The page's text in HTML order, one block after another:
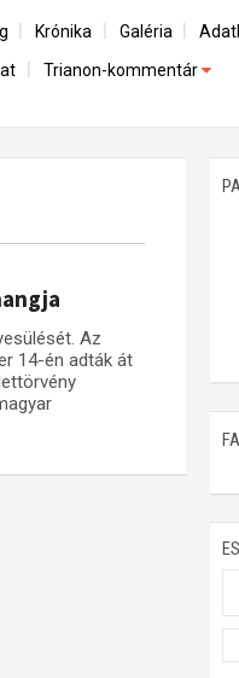
Krónika Galéria
Trianon-kommentár
Az
14-én adták át